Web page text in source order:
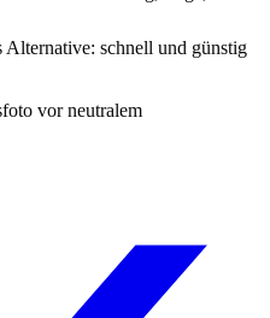
schnell und günstig
vor neutralem